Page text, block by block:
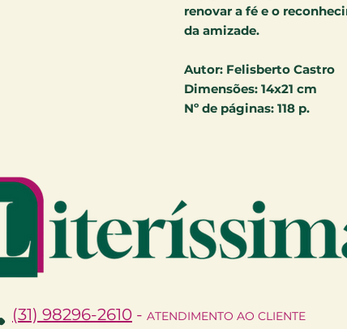
renovar a fé e o
da amizade.
Autor: Felisberto Castro
Dimensões: 14x21 cm
Nº de páginas: 118 p.
(31) 98296-2610 - ATENDIMENTO AO CLIENTE